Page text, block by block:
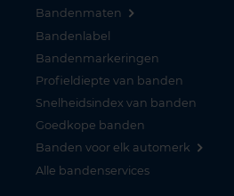
Bandenmaten
Bandenlabel
Bandenmarkeringen
Profieldiepte van banden
Snelheidsindex van banden
Goedkope banden
Banden voor elk automerk
Alle bandenservices